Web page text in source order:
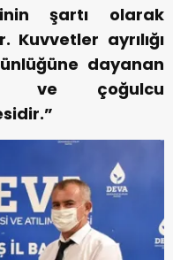
şartı olarak
ayrılığı
dayanan
ve çoğulcu